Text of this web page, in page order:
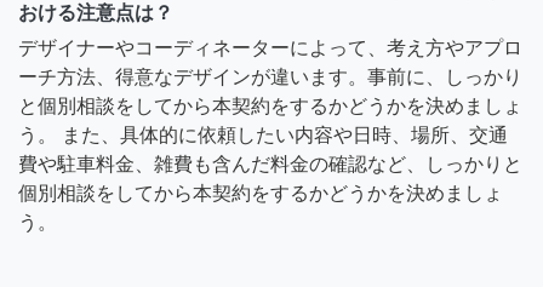
おける注意点は？
デザイナーやコーディネーターによって、考え方やアプロ
ーチ方法、得意なデザインが違います。事前に、しっかり
と個別相談をしてから本契約をするかどうかを決めましょ
う。 また、具体的に依頼したい内容や日時、場所、交通
費や駐車料金、雑費も含んだ料金の確認など、しっかりと
個別相談をしてから本契約をするかどうかを決めましょ
う。